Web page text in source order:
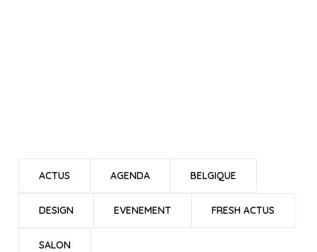
ACTUS AGENDA BELGIQUE
DESIGN EVENEMENT FRESH ACTUS
SALON